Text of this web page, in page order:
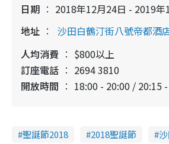
日期
2018年12月24日 - 2019年
地址
沙田白鶴汀街八號帝都酒
人均消費
$800以上
訂座電話
2694 3810
開放時間
18:00 - 20:00 / 20:15
聖誕節2018 2018聖誕節